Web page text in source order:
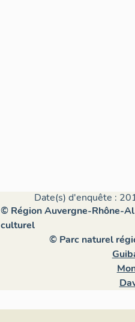
Date(s) d'enquête :
© Région Auvergne-Rhône-
culturel
© Parc naturel